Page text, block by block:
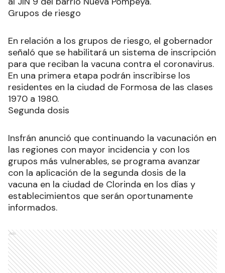
Grupos de riesgo
En relación a los grupos de riesgo, el gobernador
señaló que se habilitará un sistema de inscripción
para que reciban la vacuna contra el coronavirus.
En una primera etapa podrán inscribirse los
residentes en la ciudad de Formosa de las clases
1970 a 1980.
Segunda dosis
Insfrán anunció que continuando la vacunación en
las regiones con mayor incidencia y con los
grupos más vulnerables, se programa avanzar
con la aplicación de la segunda dosis de la
vacuna en la ciudad de Clorinda en los días y
establecimientos que serán oportunamente
informados.
Ads